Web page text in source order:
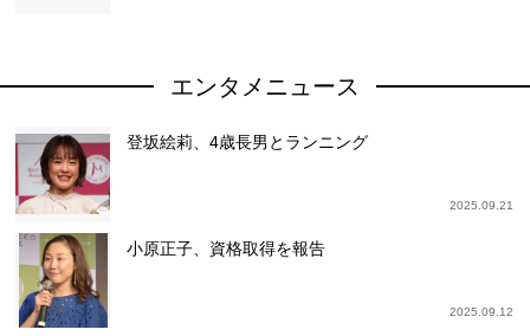
エンタメニュース
登坂絵莉、4歳長男とランニング
2025.09.21
小原正子、資格取得を報告
2025.09.12